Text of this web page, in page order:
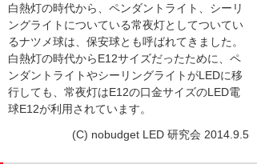
白熱灯の時代から、ペンダントライト、シーリ
ングライトについている常夜灯としてついてい
るナツメ球は、保安球とも呼ばれてきました。
白熱灯の時代からE12サイズだったために、ペ
ンダントライトやシーリングライトがLEDに移
行しても、常夜灯はE12の口金サイズのLED電
球E12が利用されています。
(C) nobudget LED 研究会 2014.9.5